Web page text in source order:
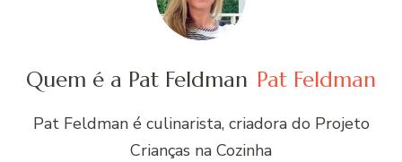
Quem é a Pat Feldman Pat Feldman
Pat Feldman é culinarista, criadora do Projeto
Crianças na Cozinha